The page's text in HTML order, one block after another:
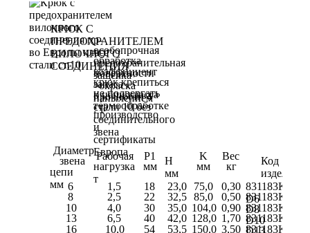
КРЮК С
ПРЕДОХРАНИТЕЛЕМ
ВИЛОЧНОГО
СОЕДИНЕНИЯ
особопрочная
предохранительная
защёлка
обработка
поверхности
–окраска
напылением
коэффициент
запаса
прочности 4
: 1
крюк крепиться
к цепи класса
стали 10 без
соединительного
звена
не подвергать
термообработке
производство
и
сертификаты
Европа
Диаметр
звена
цепи
мм
Рабочая
нагрузка
т
P1
мм
H
мм
K
мм
Вес
кг
Код
изделия
6
1,5 18 23,0 75,0 0,30
D6
8 2,5 22 32,5 85,0 0,50
D8
10 4,0 30 35,0 104,0 0,90
D10
13 6,5 40 42,0 128,0 1,70
D13
16 10,0 54 53,5 150,0 3,50